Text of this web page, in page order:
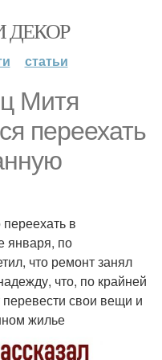
ДЕКОР
статьи
Митя
переехать
в
января, по
что ремонт занял
что, по крайней
свои вещи и
жилье